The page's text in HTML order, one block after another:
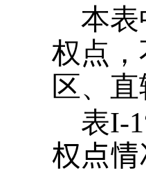
本表
权点
区、
表I-
权点